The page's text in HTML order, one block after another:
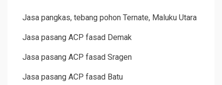
Jasa pangkas, tebang pohon Ternate, Maluku Utara
Jasa pasang ACP fasad Demak
Jasa pasang ACP fasad Sragen
Jasa pasang ACP fasad Batu